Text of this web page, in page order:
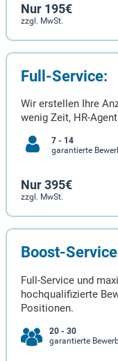
Nur 195€
zzgl. MwSt.
Full-Service:
Wir erstellen Ihre
wenig Zeit, HR-
7 - 14
garantierte
Nur 395€
zzgl. MwSt.
Boost-
Full-Service und
hochqualifizierte
Positionen.
20 - 30
garantierte